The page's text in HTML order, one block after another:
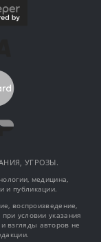
УГРОЗЫ.
медицина,
и публикации.
воспроизведение,
условии указания
взгляды авторов не